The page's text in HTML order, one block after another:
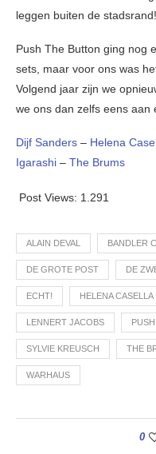
leggen buiten de stadsrand!
Push The Button ging nog
sets, maar voor ons was
Volgend jaar zijn we
we ons dan zelfs eens aan
Dijf Sanders – Helena
Igarashi – The Brums
Post Views: 1.291
ALAIN DEVAL BANDLER
DE GROTE POST DE
ECHT! HELENA CASELLA
LENNERT JACOBS
SYLVIE KREUSCH THE
WARHAUS
0